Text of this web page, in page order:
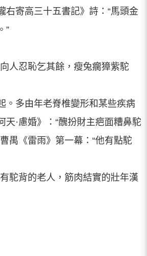
右寄高三十五書記》詩：“馬頭金
”
向人忍恥乞其餘，瘦兔瘸獐紫駝
。多由年老脊椎變形和某些疾病
天·慮婚》：“醜扮財主疤面糟鼻駝
禺《雷雨》第一幕：“他有點駝
有駝背的老人，筋肉結實的壯年漢